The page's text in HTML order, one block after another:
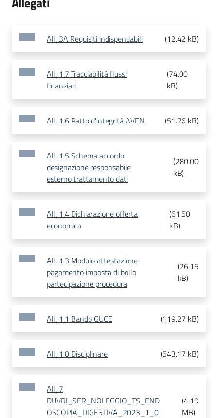
All. 3A Requisiti indispendabili (12.42 kB)
All. 1.7 Tracciabilità flussi
finanziari
(74.00
kB)
All. 1.6 Patto d'integrità AVEN (51.76 kB)
All. 1.5 Schema accordo
designazione responsabile
esterno trattamento dati
(280.00
kB)
All. 1.4 Dichiarazione offerta
economica
(61.50
kB)
All. 1.3 Modulo attestazione
pagamento imposta di bollo
partecipazione procedura
(26.15
kB)
All. 1.1 Bando GUCE (119.27 kB)
All. 1.0 Disciplinare (543.17 kB)
All. 7
DUVRI_SER_NOLEGGIO_TS_END
OSCOPIA_DIGESTIVA_2023_1_0
(4.19
MB)